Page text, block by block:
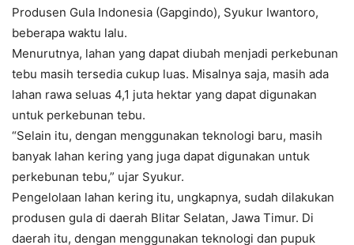
Produsen Gula Indonesia (Gapgindo), Syukur Iwantoro,
beberapa waktu lalu.
Menurutnya, lahan yang dapat diubah menjadi perkebunan
tebu masih tersedia cukup luas. Misalnya saja, masih ada
lahan rawa seluas 4,1 juta hektar yang dapat digunakan
untuk perkebunan tebu.
“Selain itu, dengan menggunakan teknologi baru, masih
banyak lahan kering yang juga dapat digunakan untuk
perkebunan tebu,” ujar Syukur.
Pengelolaan lahan kering itu, ungkapnya, sudah dilakukan
produsen gula di daerah Blitar Selatan, Jawa Timur. Di
daerah itu, dengan menggunakan teknologi dan pupuk